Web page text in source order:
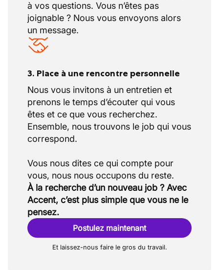
à vos questions. Vous n’êtes pas
joignable ? Nous vous envoyons alors
un message.
3. Place à une rencontre personnelle
Nous vous invitons à un entretien et
prenons le temps d’écouter qui vous
êtes et ce que vous recherchez.
Ensemble, nous trouvons le job qui vous
correspond.
Vous nous dites ce qui compte pour
À la recherche d’un nouveau job ? Avec
Accent, c’est plus simple que vous ne le
pensez.
Postulez maintenant
Et laissez-nous faire le gros du travail.